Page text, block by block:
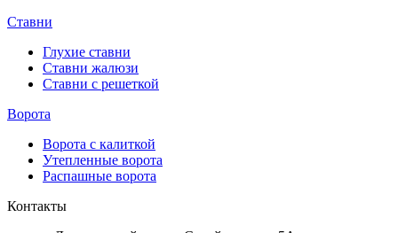
Ставни
Глухие ставни
Ставни жалюзи
Ставни с решеткой
Ворота
Ворота с калиткой
Утепленные ворота
Распашные ворота
Контакты